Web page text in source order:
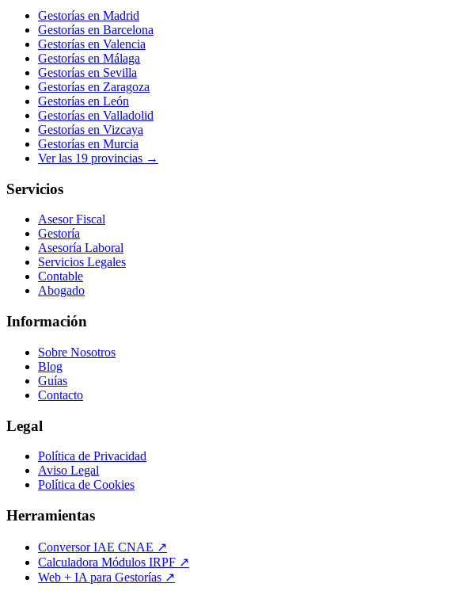
Gestorías en Madrid
Gestorías en Barcelona
Gestorías en Valencia
Gestorías en Málaga
Gestorías en Sevilla
Gestorías en Zaragoza
Gestorías en León
Gestorías en Valladolid
Gestorías en Vizcaya
Gestorías en Murcia
Ver las 19 provincias →
Servicios
Asesor Fiscal
Gestoría
Asesoría Laboral
Servicios Legales
Contable
Abogado
Información
Sobre Nosotros
Blog
Guías
Contacto
Legal
Política de Privacidad
Aviso Legal
Política de Cookies
Herramientas
Conversor IAE CNAE ↗
Calculadora Módulos IRPF ↗
Web + IA para Gestorías ↗